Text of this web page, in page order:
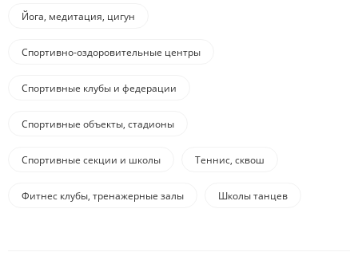
Йога, медитация, цигун
Спортивно-оздоровительные центры
Спортивные клубы и федерации
Спортивные объекты, стадионы
Спортивные секции и школы Теннис, сквош
Фитнес клубы, тренажерные залы Школы танцев